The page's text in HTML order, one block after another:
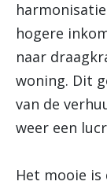
hogere
naar
woning. Dit
van de
weer een
Het mooie